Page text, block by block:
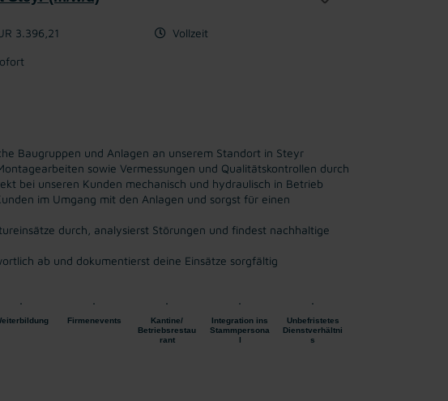
3.396,21 Vollzeit
Baugruppen und Anlagen an unserem Standort in Steyr
sowie Vermessungen und Qualitätskontrollen durch
bei unseren Kunden mechanisch und hydraulisch in Betrieb
im Umgang mit den Anlagen und sorgst für einen
durch, analysierst Störungen und findest nachhaltige
ab und dokumentierst deine Einsätze sorgfältig
Firmenevents
Kantine/
Betriebsrestau
rant
Integration ins
Stammpersona
l
Unbefristetes
Dienstverhältni
s